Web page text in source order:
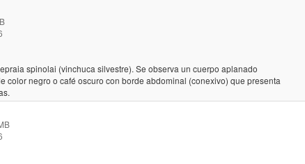
spinolai (vinchuca silvestre). Se observa un cuerpo aplanado
color negro o café oscuro con borde abdominal (conexivo) que presenta